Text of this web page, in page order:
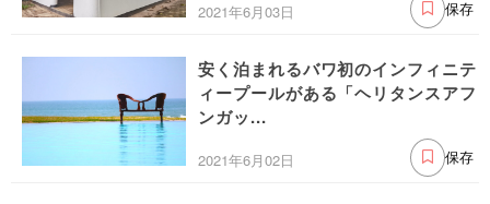
2021年6月03日 保存
安く泊まれるバワ初のインフィニテ
ィープールがある「ヘリタンスアフ
ンガッ...
2021年6月02日 保存